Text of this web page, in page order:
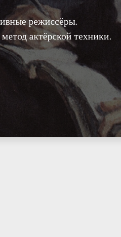
режиссёры.
актёрской техники.